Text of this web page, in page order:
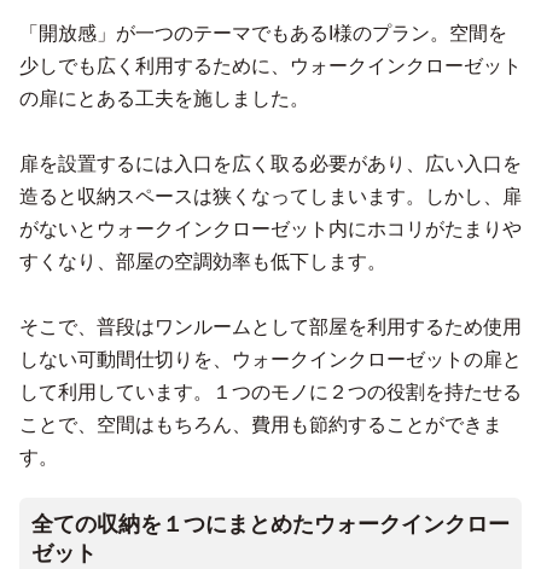
「開放感」が一つのテーマでもあるI様のプラン。空間を
少しでも広く利用するために、ウォークインクローゼット
の扉にとある工夫を施しました。
扉を設置するには入口を広く取る必要があり、広い入口を
造ると収納スペースは狭くなってしまいます。しかし、扉
がないとウォークインクローゼット内にホコリがたまりや
すくなり、部屋の空調効率も低下します。
そこで、普段はワンルームとして部屋を利用するため使用
しない可動間仕切りを、ウォークインクローゼットの扉と
して利用しています。１つのモノに２つの役割を持たせる
ことで、空間はもちろん、費用も節約することができま
す。
全ての収納を１つにまとめたウォークインクロー
ゼット